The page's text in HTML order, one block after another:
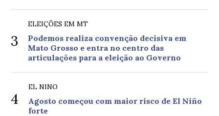
3
ELEIÇÕES EM MT
Podemos realiza convenção decisiva em
Mato Grosso e entra no centro das
articulações para a eleição ao Governo
4
EL NINO
Agosto começou com maior risco de El Niño
forte